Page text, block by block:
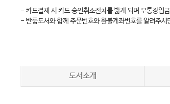
- 카드결제 시 카드 승인취소절차를 밟게 되며 무통장입
- 반품도서와 함께 주문번호와 환불계좌번호를 알려주시
도서소개